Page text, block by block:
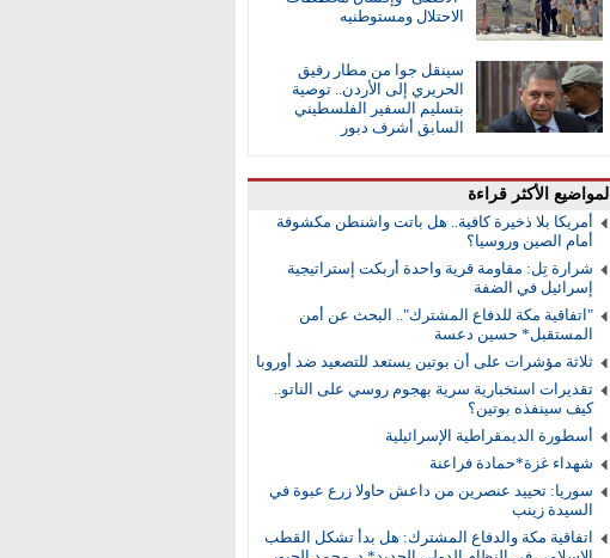
الاحتلال ومستوطنيه
سينقل جوا من مطار رفيق
الحريري إلى الأردن.. توصية
بتسليم السفير الفلسطيني
السابق أشرف دبور
المواضيع الأكثر قراءة
أمريكا بلا ذخيرة كافية.. هل باتت واشنطن مكشوفة
أمام الصين وروسيا؟
شرارة تِل: مقاومة قرية واحدة أربكت إستراتيجية
إسرائيل في الضفة
"اتفاقية مكة للدفاع المشترك".. البحث عن أمن
المستقبل* حسين دعسة
ثلاثة مؤشرات على أن بوتين يستعد للتصعيد ضد أوروبا
تقديرات استخبارية سرية بهجوم روسي على الناتو..
كيف سينفذه بوتين؟
أسطورة الديمقراطية الإسرائيلية
شهداء غزة*حمادة فراعنة
سوريا: تحييد عنصرين من داعش حاولا زرع عبوة في
السيدة زينب
اتفاقية مكة والدفاع المشترك: هل بدأ تشكل القطب